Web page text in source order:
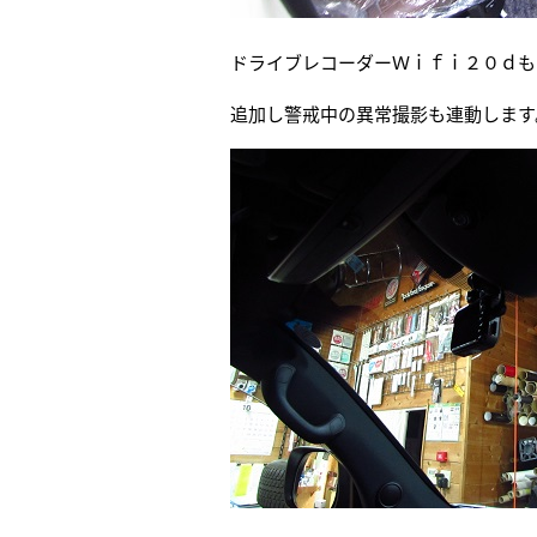
ドライブレコーダーＷｉｆｉ２０ｄも
追加し警戒中の異常撮影も連動しま